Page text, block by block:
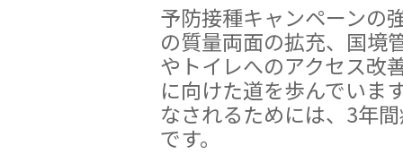
予防接種キャンペーンの
の質量両面の拡充、国境
やトイレへのアクセス改
に向けた道を歩んでいま
なされるためには、3年
です。